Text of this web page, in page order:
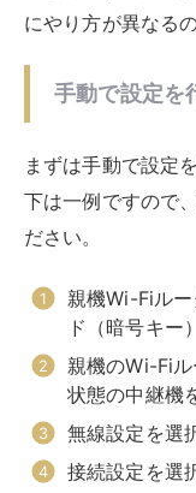
近づける
せる
親機のWPS
親機のランプ
設定完了
手順を見ても分か
すだけなので手動